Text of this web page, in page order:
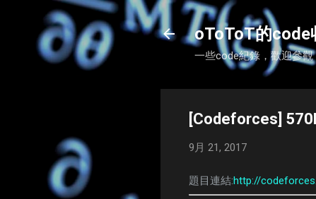
oToToT的code
一些code紀錄，歡迎參觀
[Codeforces]
9月 21, 2017
題目連結:http://